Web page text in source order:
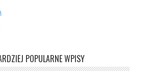
POPULARNE WPISY